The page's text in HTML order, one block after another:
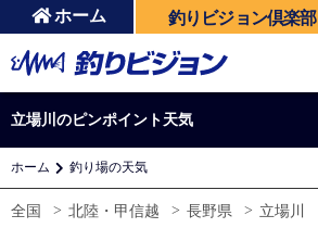
ホーム 釣りビジョン倶楽部
立場川のピンポイント天気
ホーム 釣り場の天気
全国 北陸・甲信越 長野県 立場川